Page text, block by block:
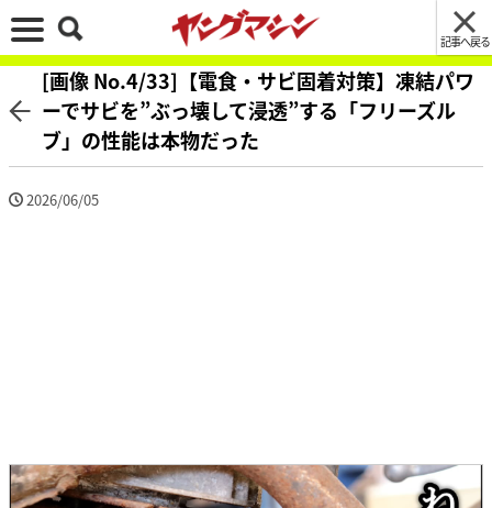
記事へ戻る
[画像 No.4/33]【電食・サビ固着対策】凍結パワ
ーでサビを”ぶっ壊して浸透”する「フリーズル
ブ」の性能は本物だった
2026/06/05